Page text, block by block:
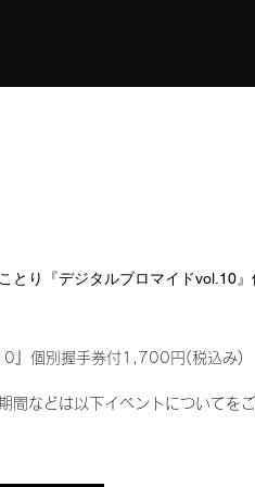
とり『デジタルブロマイドvol.10
』個別握手券付1,700円(税込み)
間などは以下イベントについてを